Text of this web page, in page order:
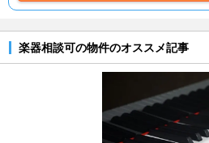
楽器相談可の物件のオススメ記事